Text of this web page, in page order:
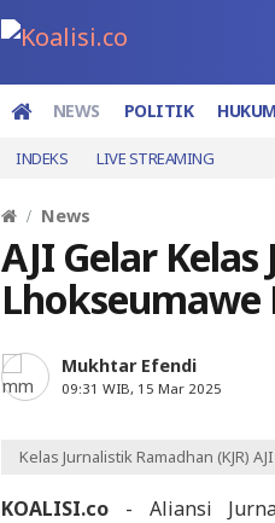
NEWS POLITIK HUKUM
INDEKS LIVE STREAMING
News
AJI Gelar
Lhokseumawe
Mukhtar Efendi
09:31 WIB, 15 Mar 2025
Kelas Jurnalistik Ramadhan (KJR)
KOALISI.co - Aliansi